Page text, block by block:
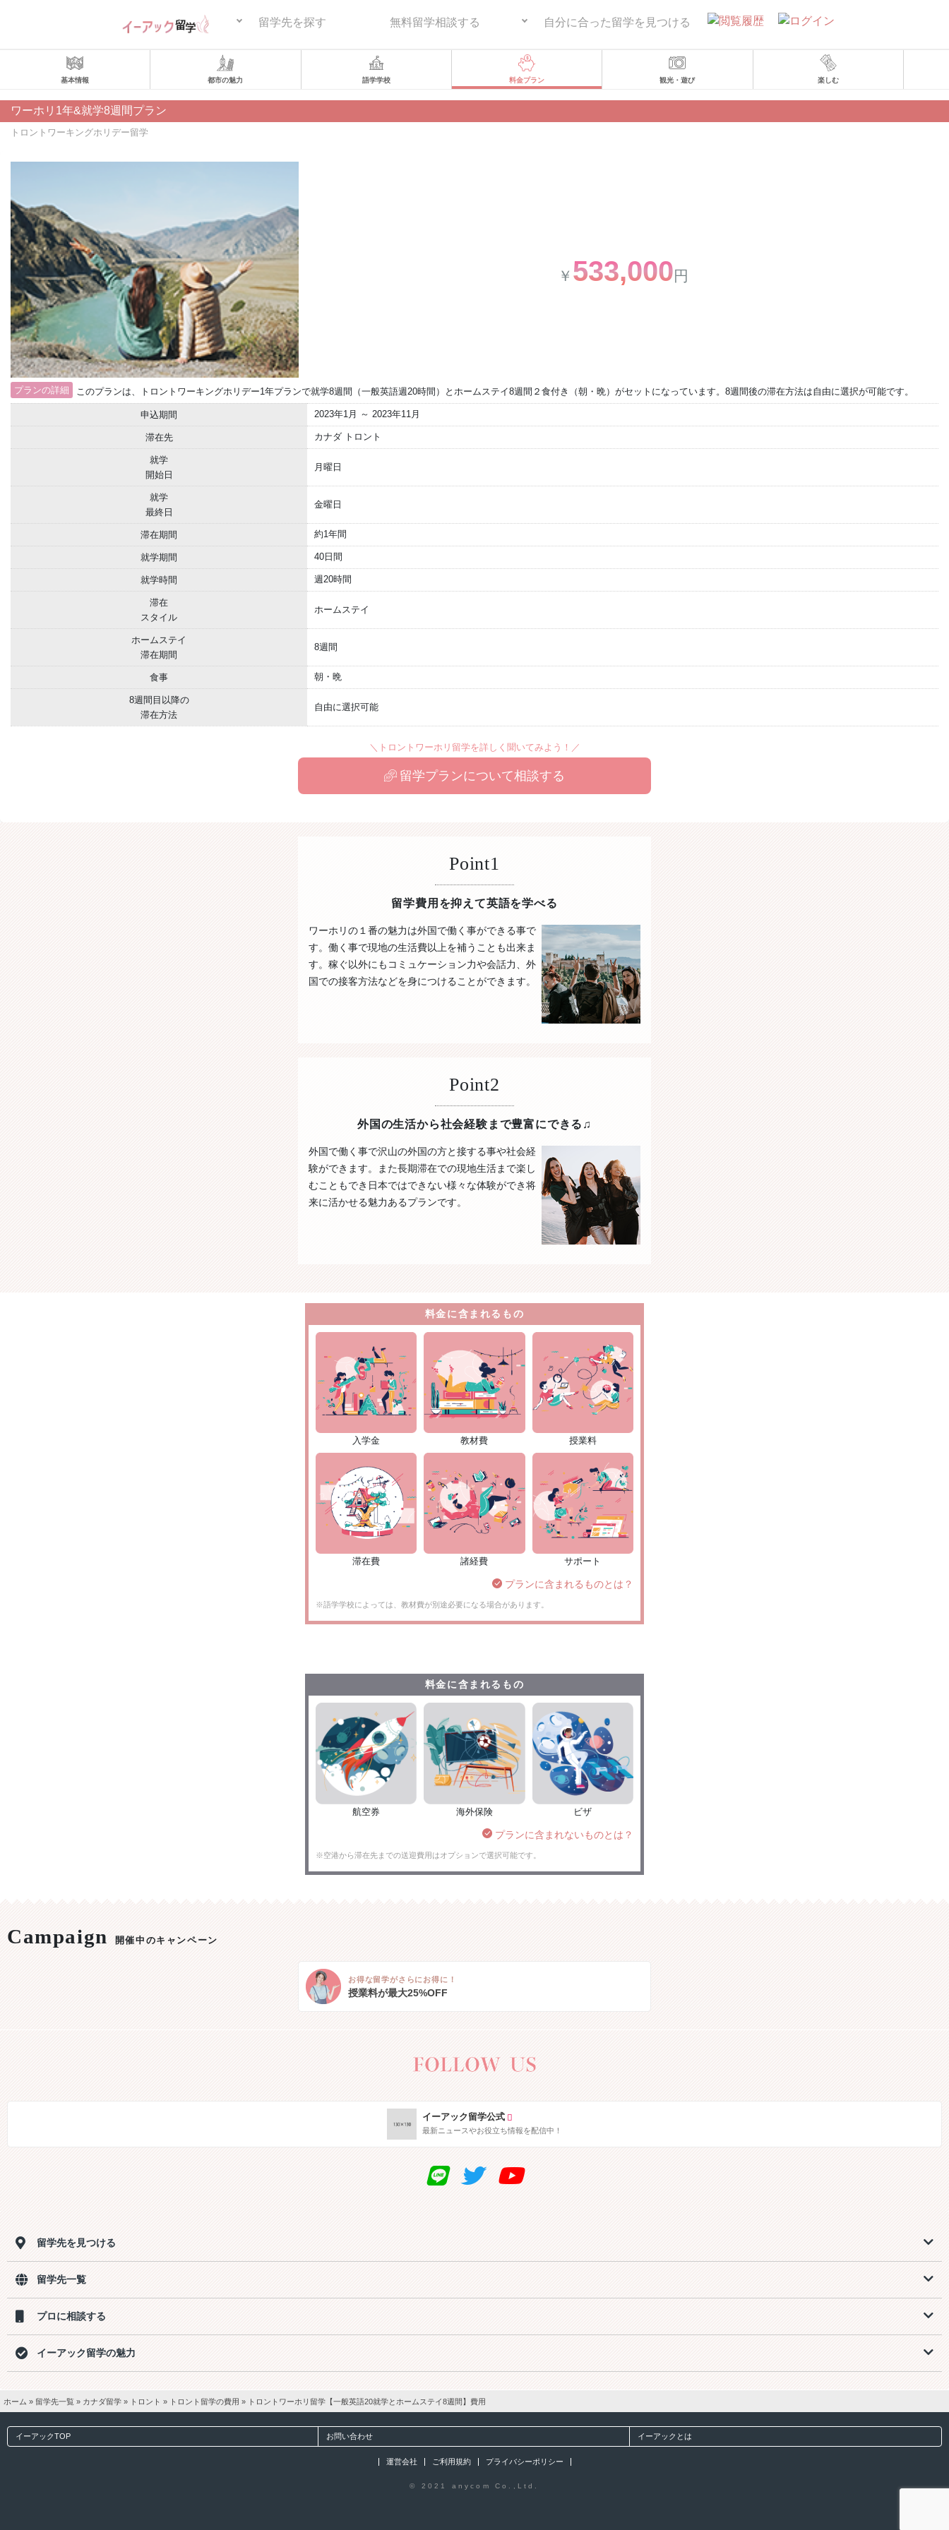
留学先を探す 無料留学相談する 自分に合った留学を見つける
基本情報 都市の魅力 語学学校 料金プラン 観光・遊び 楽しむ
ワーホリ1年&就学8週間プラン
トロントワーキングホリデー留学
￥ 533,000円
プランの詳細 このプランは、トロントワーキングホリデー1年プランで就学8週間（一般英語週20時間）とホームステイ8週間２食付き（朝・晩）がセットになっています。8週間後の滞在方法は自由に選択が可能です。
申込期間 2023年1月 ～ 2023年11月
滞在先 カナダ トロント
就学
開始日
月曜日
就学
最終日
金曜日
滞在期間 約1年間
就学期間 40日間
就学時間 週20時間
滞在
スタイル
ホームステイ
ホームステイ
滞在期間
8週間
食事 朝・晩
8週間目以降の
滞在方法
自由に選択可能
＼トロントワーホリ留学を詳しく聞いてみよう！／
留学プランについて相談する
Point1
留学費用を抑えて英語を学べる
ワーホリの１番の魅力は外国で働く事ができる事で
す。働く事で現地の生活費以上を補うことも出来ま
す。稼ぐ以外にもコミュケーション力や会話力、外
国での接客方法などを身につけることができます。
Point2
外国の生活から社会経験まで豊富にできる♫
外国で働く事で沢山の外国の方と接する事や社会経
験ができます。また長期滞在での現地生活まで楽し
むこともでき日本ではできない様々な体験ができ将
来に活かせる魅力あるプランです。
料金に含まれるもの
入学金 教材費 授業料
滞在費 諸経費 サポート
プランに含まれるものとは？
※語学学校によっては、教材費が別途必要になる場合があります。
料金に含まれるもの
航空券 海外保険 ビザ
プランに含まれないものとは？
※空港から滞在先までの送迎費用はオプションで選択可能です。
開催中のキャンペーン
お得な留学がさらにお得に！
授業料が最大25%OFF
イーアック留学公式
最新ニュースやお役立ち情報を配信中！
留学先を見つける
留学先一覧
プロに相談する
イーアック留学の魅力
ホーム » 留学先一覧 » カナダ留学 » トロント » トロント留学の費用 » トロントワーホリ留学【一般英語20就学とホームステイ8週間】費用
イーアックTOP お問い合わせ イーアックとは
運営会社 ご利用規約 プライバシーポリシー
© 2021 anycom Co.,Ltd.